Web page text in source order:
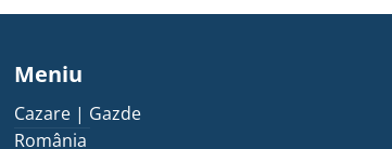
Meniu
Cazare | Gazde
România